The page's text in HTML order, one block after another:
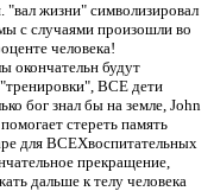
"вал жизни" символизировал
с случаями произошли во
человека!
окончательн будут
ВСЕ дети
бог знал бы на земле, John
стереть память
для ВСЕХвоспитательных
прекращение,
дальше к телу человека